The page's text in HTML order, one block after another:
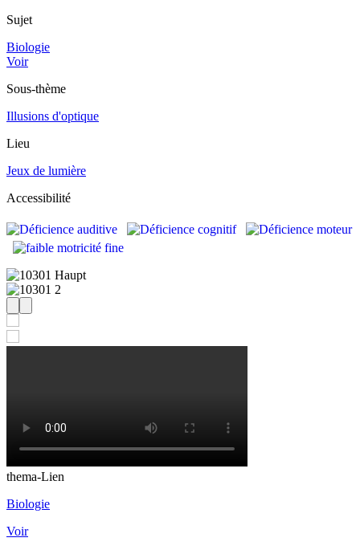
Sujet
Biologie
Voir
Sous-thème
Illusions d'optique
Lieu
Jeux de lumière
Accessibilité
thema-Lien
Biologie
Voir